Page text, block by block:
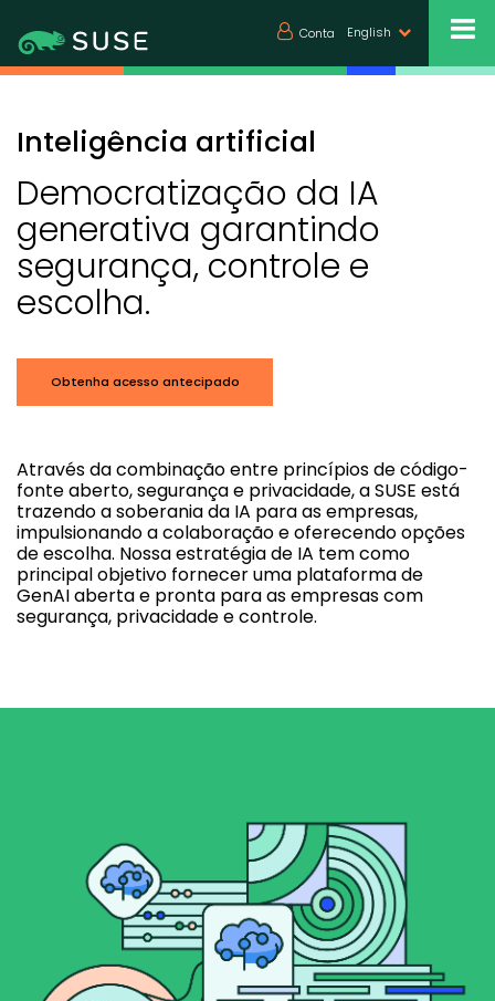
Conta English
Inteligência artificial
Democratização da IA
generativa garantindo
segurança, controle e
escolha.
Obtenha acesso antecipado
Através da combinação entre princípios de código-
fonte aberto, segurança e privacidade, a SUSE está
trazendo a soberania da IA para as empresas,
impulsionando a colaboração e oferecendo opções
de escolha. Nossa estratégia de IA tem como
principal objetivo fornecer uma plataforma de
GenAI aberta e pronta para as empresas com
segurança, privacidade e controle.